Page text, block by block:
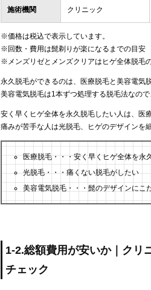
施術機関 クリニック
※価格は税込で表示しています。
※回数・費用は髭剃りが楽になるまでの目安
※メンズリゼとメンズクリアはヒゲ全体脱毛
永久脱毛ができるのは、医療脱毛と美容電気
美容電気脱毛は1本ずつ処理する脱毛法なの
安く早くヒゲ全体を永久脱毛したい人は、医
痛みが苦手な人は光脱毛、ヒゲのデザインを
医療脱毛・・・安く早くヒゲ全体を永
光脱毛・・・痛くない脱毛がしたい
美容電気脱毛・・・髭のデザインにこ
1-2.総額費用が安いか｜クリ
チェック